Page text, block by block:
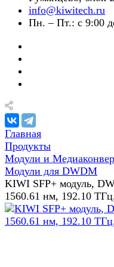
info@kiwitech.ru
Пн. – Пт.: с 9:00
Главная
Продукты
Модули и
Модули для DWDM
KIWI SFP+ модуль,
1560.61 нм, 192.10